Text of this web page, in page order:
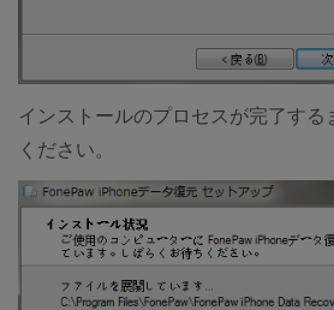
インストールのプロセスが完了する
ください。